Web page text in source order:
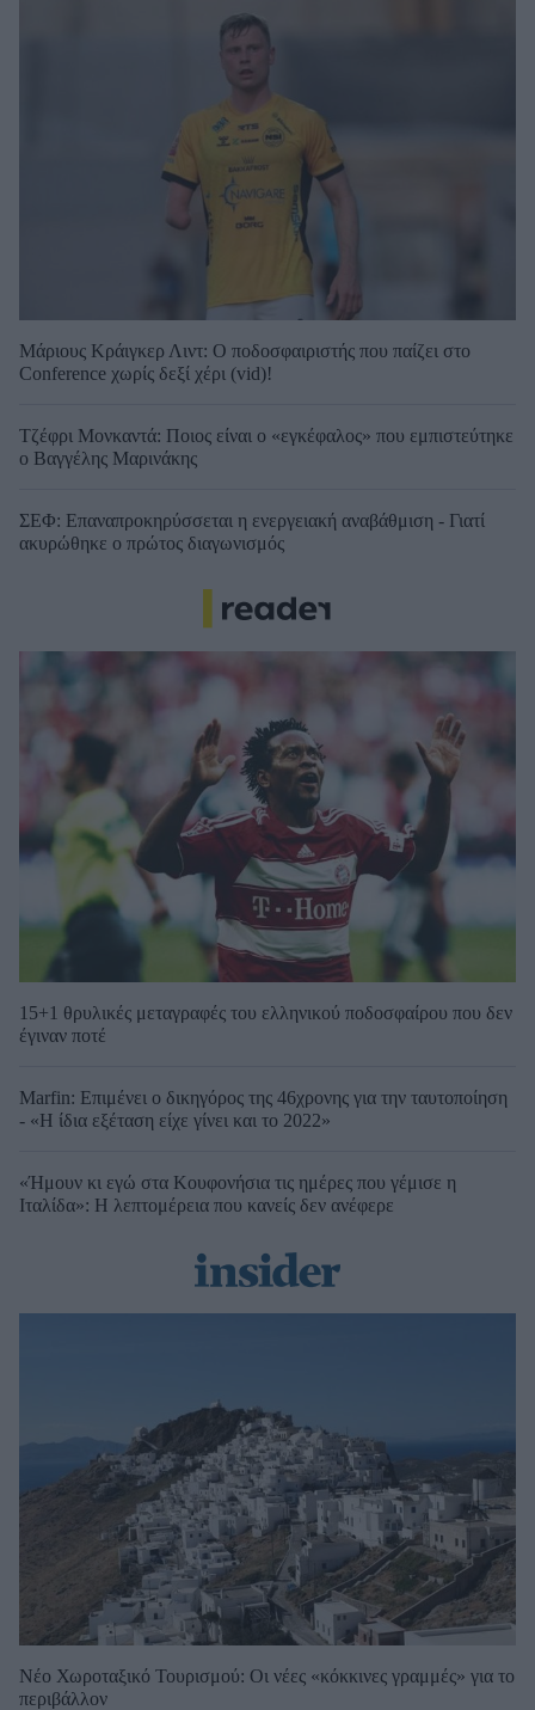
Μάριους Κράιγκερ Λιντ: Ο ποδοσφαιριστής που παίζει στο
Conference χωρίς δεξί χέρι (vid)!
Τζέφρι Μονκαντά: Ποιος είναι ο «εγκέφαλος» που εμπιστεύτηκε
ο Βαγγέλης Μαρινάκης
ΣΕΦ: Επαναπροκηρύσσεται η ενεργειακή αναβάθμιση - Γιατί
ακυρώθηκε ο πρώτος διαγωνισμός
15+1 θρυλικές μεταγραφές του ελληνικού ποδοσφαίρου που δεν
έγιναν ποτέ
Marfin: Επιμένει ο δικηγόρος της 46χρονης για την ταυτοποίηση
- «Η ίδια εξέταση είχε γίνει και το 2022»
«Ήμουν κι εγώ στα Κουφονήσια τις ημέρες που γέμισε η
Ιταλίδα»: Η λεπτομέρεια που κανείς δεν ανέφερε
Νέο Χωροταξικό Τουρισμού: Οι νέες «κόκκινες γραμμές» για το
περιβάλλον